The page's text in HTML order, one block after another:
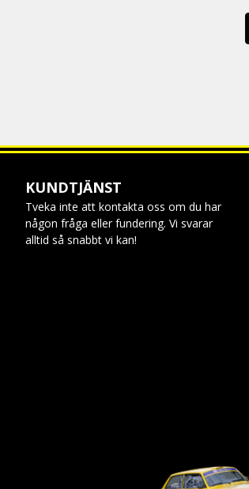
KUNDTJÄNST
Tveka inte att kontakta oss om du har
någon fråga eller fundering. Vi svarar
alltid så snabbt vi kan!